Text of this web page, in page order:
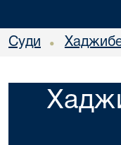
Суди •